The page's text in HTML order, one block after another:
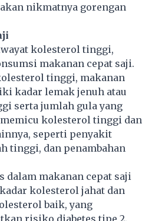
nikmatnya gorengan
kolesterol tinggi,
makanan cepat saji.
tinggi, makanan
kadar lemak jenuh atau
serta jumlah gula yang
kolesterol tinggi dan
seperti penyakit
tinggi, dan penambahan
dalam makanan cepat saji
kolesterol jahat dan
baik, yang